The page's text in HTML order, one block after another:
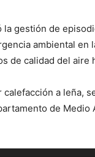
la gestión de
ambiental en
de calidad del aire
a leña,
de